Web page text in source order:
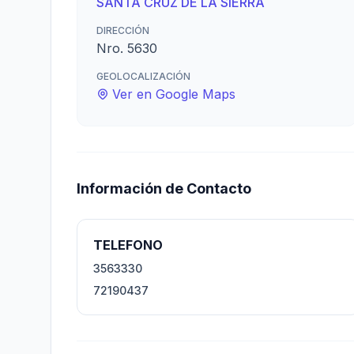
DIRECCIÓN
Nro. 5630
GEOLOCALIZACIÓN
Ver en Google Maps
Información de Contacto
TELEFONO
3563330
72190437